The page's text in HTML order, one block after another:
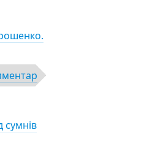
сумнів